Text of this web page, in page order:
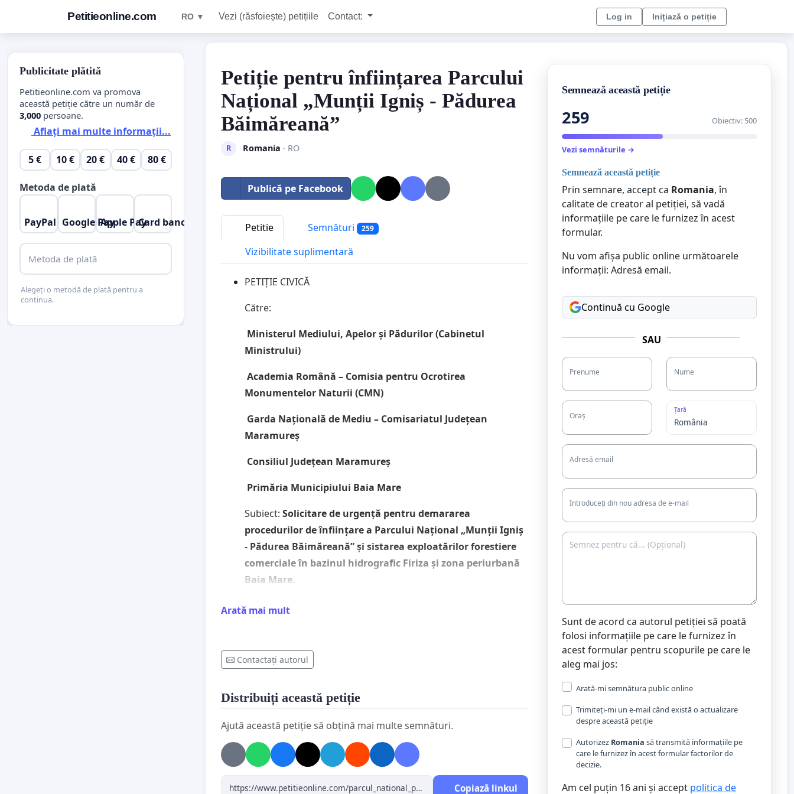
Petitieonline.com RO ▼ Vezi (răsfoiește) petițiile Contact: Log in Inițiază o petiție
Petiție pentru înființarea Parcului
Național „Munții Igniș - Pădurea
Băimăreană”
R Romania · RO
Publică pe Facebook
Petitie Semnături 259
Vizibilitate suplimentară
PETIȚIE CIVICĂ
Către:
Ministerul Mediului, Apelor și Pădurilor (Cabinetul
Ministrului)
Academia Română – Comisia pentru Ocrotirea
Monumentelor Naturii (CMN)
Garda Națională de Mediu – Comisariatul Județean
Maramureș
Consiliul Județean Maramureș
Primăria Municipiului Baia Mare
Subiect: Solicitare de urgență pentru demararea
procedurilor de înființare a Parcului Național „Munții Igniș
- Pădurea Băimăreană” și sistarea exploatărilor forestiere
comerciale în bazinul hidrografic Firiza și zona periurbană
Baia Mare.
Domnule Ministru, Domnilor Președinți, Doamnelor și
Subsemnații, cetățeni ai municipiului Baia Mare, ai județului
Maramureș și susținători ai protejării patrimoniului natural,
de fundamentare științifică pentru înființarea Parcului
Această măsură vizează un areal forestier critic: de la Parcul
Municipal și versanții nordici ai orașului, trecând prin bazinul
hidrografic al acumulării Firiza, până la Masivul Pietroasa
(siturile Natura 2000 ROSCI0092 Igniș și ROSPA0134 Munții
Arată mai mult
Contactați autorul
Distribuiți această petiție
Ajută această petiție să obțină mai multe semnături.
Copiază linkul
Semnează această petiție
259 Obiectiv: 500
Vezi semnăturile →
Semnează această petiție
Prin semnare, accept ca Romania, în
calitate de creator al petiției, să vadă
informațiile pe care le furnizez în acest
formular.
Nu vom afișa public online următoarele
informații: Adresă email.
Continuă cu Google
SAU
Prenume Nume
Oraș
Țară
Adresă email
Introduceți din nou adresa de e-mail
Sunt de acord ca autorul petiției să poată
folosi informațiile pe care le furnizez în
acest formular pentru scopurile pe care le
aleg mai jos:
Arată-mi semnătura public online
Trimiteți-mi un e-mail când există o actualizare
despre această petiție
Autorizez Romania să transmită informațiile pe
care le furnizez în acest formular factorilor de
decizie.
Am cel puțin 16 ani și accept politica de
Publicitate plătită
Petitieonline.com va promova
această petiție către un număr de
3,000 persoane.
Aflați mai multe informații...
5 € 10 € 20 € 40 € 80 €
Metoda de plată
PayPal Google PayApple PayCard bancar
Metoda de plată
Alegeți o metodă de plată pentru a
continua.